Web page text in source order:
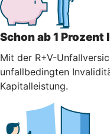
Schon ab 1
Mit der R+V-
unfallbedingten
Kapitalleistung.